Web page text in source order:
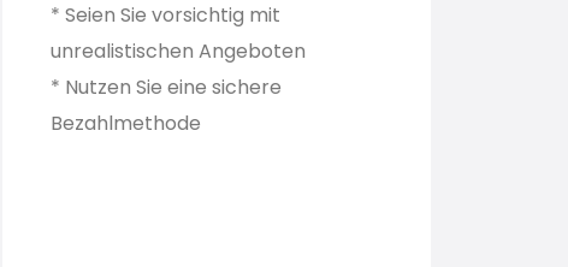
* Seien Sie vorsichtig mit
unrealistischen Angeboten
* Nutzen Sie eine sichere
Bezahlmethode